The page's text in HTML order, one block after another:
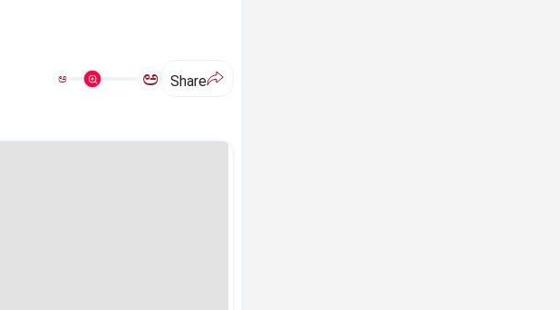
ಅ ಅ Share